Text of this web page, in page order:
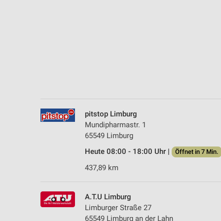
pitstop Limburg
Mundipharmastr. 1
65549 Limburg
Heute 08:00 - 18:00 Uhr |
Öffnet in 7 Min.
437,89 km
A.T.U Limburg
Limburger Straße 27
65549 Limburg an der Lahn
Verwendung genauer Standortdaten
Geräte anhand von aktiv angeforderten Informationen
Funktional